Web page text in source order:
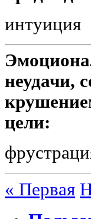
интуиция
неудачи,
цели:
« Первая